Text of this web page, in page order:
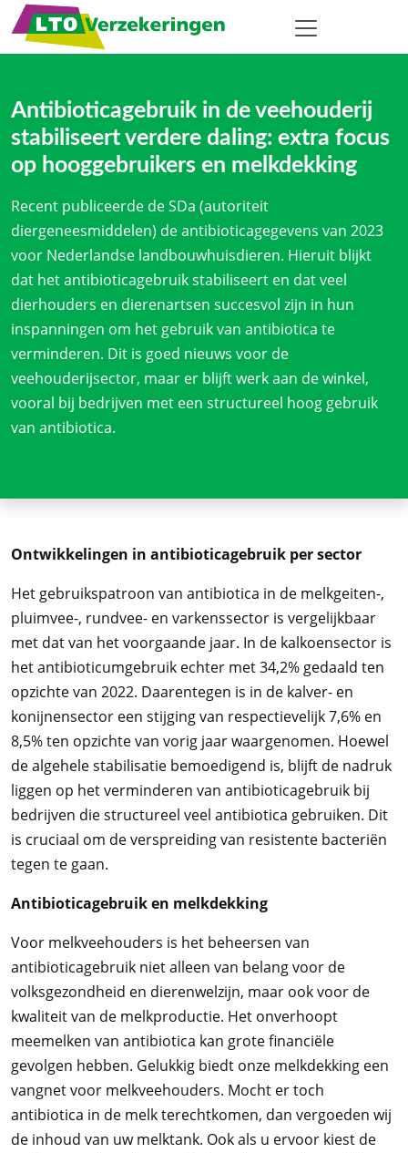
Antibioticagebruik in de veehouderij
stabiliseert verdere daling: extra focus
op hooggebruikers en melkdekking
Recent publiceerde de SDa (autoriteit
diergeneesmiddelen) de antibioticagegevens van 2023
voor Nederlandse landbouwhuisdieren. Hieruit blijkt
dat het antibioticagebruik stabiliseert en dat veel
dierhouders en dierenartsen succesvol zijn in hun
inspanningen om het gebruik van antibiotica te
verminderen. Dit is goed nieuws voor de
veehouderijsector, maar er blijft werk aan de winkel,
vooral bij bedrijven met een structureel hoog gebruik
van antibiotica.
Ontwikkelingen in antibioticagebruik per sector
Het gebruikspatroon van antibiotica in de melkgeiten-,
pluimvee-, rundvee- en varkenssector is vergelijkbaar
met dat van het voorgaande jaar. In de kalkoensector is
het antibioticumgebruik echter met 34,2% gedaald ten
opzichte van 2022. Daarentegen is in de kalver- en
konijnensector een stijging van respectievelijk 7,6% en
8,5% ten opzichte van vorig jaar waargenomen. Hoewel
de algehele stabilisatie bemoedigend is, blijft de nadruk
liggen op het verminderen van antibioticagebruik bij
bedrijven die structureel veel antibiotica gebruiken. Dit
is cruciaal om de verspreiding van resistente bacteriën
tegen te gaan.
Antibioticagebruik en melkdekking
Voor melkveehouders is het beheersen van
antibioticagebruik niet alleen van belang voor de
volksgezondheid en dierenwelzijn, maar ook voor de
kwaliteit van de melkproductie. Het onverhoopt
meemelken van antibiotica kan grote financiële
gevolgen hebben. Gelukkig biedt onze melkdekking een
vangnet voor melkveehouders. Mocht er toch
antibiotica in de melk terechtkomen, dan vergoeden wij
de inhoud van uw melktank. Ook als u ervoor kiest de